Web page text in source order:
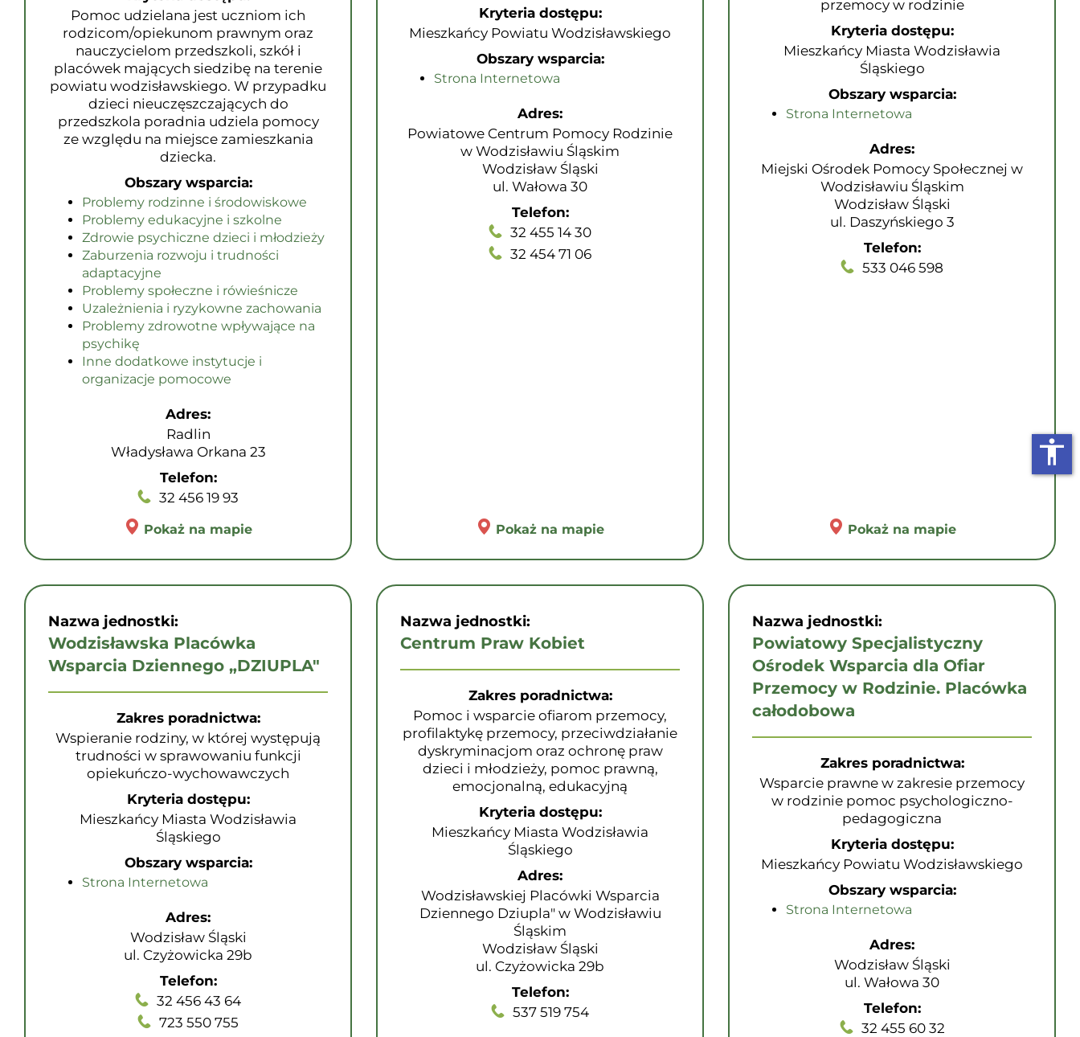
Pomoc udzielana jest uczniom ich
rodzicom/opiekunom prawnym oraz
nauczycielom przedszkoli, szkół i
placówek mających siedzibę na terenie
powiatu wodzisławskiego. W przypadku
dzieci nieuczęszczających do
przedszkola poradnia udziela pomocy
ze względu na miejsce zamieszkania
dziecka.
Obszary wsparcia:
Problemy rodzinne i środowiskowe
Problemy edukacyjne i szkolne
Zdrowie psychiczne dzieci i młodzieży
Zaburzenia rozwoju i trudności
adaptacyjne
Problemy społeczne i rówieśnicze
Uzależnienia i ryzykowne zachowania
Problemy zdrowotne wpływające na
psychikę
Inne dodatkowe instytucje i
organizacje pomocowe
Adres:
Radlin
Władysława Orkana 23
Telefon:
32 456 19 93
Pokaż na mapie
Kryteria dostępu:
Mieszkańcy Powiatu Wodzisławskiego
Obszary wsparcia:
Strona Internetowa
Adres:
Powiatowe Centrum Pomocy Rodzinie
w Wodzisławiu Śląskim
Wodzisław Śląski
ul. Wałowa 30
Telefon:
32 455 14 30
32 454 71 06
Pokaż na mapie
przemocy w rodzinie
Kryteria dostępu:
Mieszkańcy Miasta Wodzisławia
Śląskiego
Obszary wsparcia:
Strona Internetowa
Adres:
Miejski Ośrodek Pomocy Społecznej w
Wodzisławiu Śląskim
Wodzisław Śląski
ul. Daszyńskiego 3
Telefon:
533 046 598
Pokaż na mapie
Nazwa jednostki:
Wodzisławska Placówka
Wsparcia Dziennego „DZIUPLA"
Zakres poradnictwa:
Wspieranie rodziny, w której występują
trudności w sprawowaniu funkcji
opiekuńczo-wychowawczych
Kryteria dostępu:
Mieszkańcy Miasta Wodzisławia
Śląskiego
Obszary wsparcia:
Strona Internetowa
Adres:
Wodzisław Śląski
ul. Czyżowicka 29b
Telefon:
32 456 43 64
723 550 755
Nazwa jednostki:
Centrum Praw Kobiet
Zakres poradnictwa:
Pomoc i wsparcie ofiarom przemocy,
profilaktykę przemocy, przeciwdziałanie
dyskryminacjom oraz ochronę praw
dzieci i młodzieży, pomoc prawną,
emocjonalną, edukacyjną
Kryteria dostępu:
Mieszkańcy Miasta Wodzisławia
Śląskiego
Adres:
Wodzisławskiej Placówki Wsparcia
Dziennego Dziupla" w Wodzisławiu
Śląskim
Wodzisław Śląski
ul. Czyżowicka 29b
Telefon:
537 519 754
Nazwa jednostki:
Powiatowy Specjalistyczny
Ośrodek Wsparcia dla Ofiar
Przemocy w Rodzinie. Placówka
całodobowa
Zakres poradnictwa:
Wsparcie prawne w zakresie przemocy
w rodzinie pomoc psychologiczno-
pedagogiczna
Kryteria dostępu:
Mieszkańcy Powiatu Wodzisławskiego
Obszary wsparcia:
Strona Internetowa
Adres:
Wodzisław Śląski
ul. Wałowa 30
Telefon:
32 455 60 32
accessibility